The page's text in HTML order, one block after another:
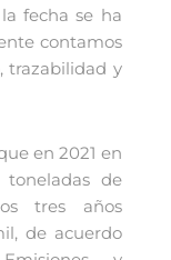
fecha se ha
contamos
trazabilidad y
en 2021 en
de
tres años
de acuerdo